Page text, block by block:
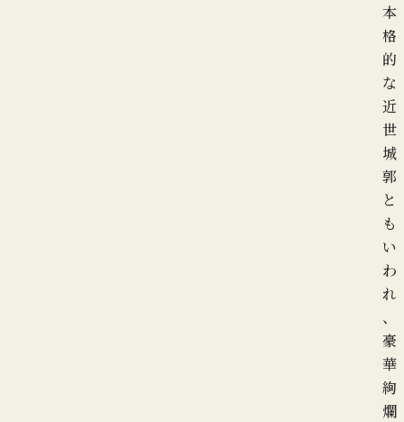
本
格
的
な
近
世
城
郭
と
も
い
わ
れ
、
豪
華
絢
爛